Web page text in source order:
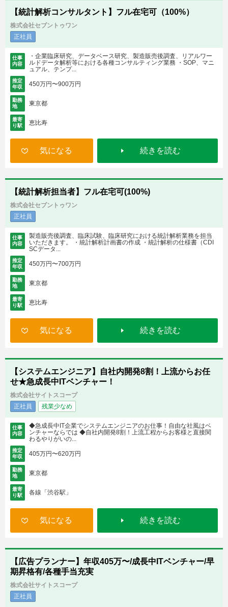
【統計解析コンサルタント】フル在宅可（100%）
株式会社セブントゥワン
正社員
仕事
内容
・企業臨床研究、データベース研究、製造販売後調査、リアルワー
ルドデータ解析等における各種コンサルティング業務 ・SOP、マニ
ュアル、テンプ...
推定
年収
450万円〜900万円
勤務
地
東京都
最寄
り駅
恵比寿
気になる 続きを読む
【統計解析担当者】フル在宅可(100%)
株式会社セブントゥワン
正社員
仕事
内容
製造販売後調査、臨床試験、臨床研究における統計解析業務を担当
いただきます。 ・統計解析計画書の作成 ・統計解析の仕様書（CDI
SCデータ...
推定
年収
450万円〜700万円
勤務
地
東京都
最寄
り駅
恵比寿
気になる 続きを読む
【システムエンジニア】自社内開発8割！上流からお任
せ★急成長中ITベンチャー！
株式会社サイトスコープ
正社員
残業少なめ
仕事
内容
◆急成長中IT企業でシステムエンジニアのお仕事！自由な社風はベ
ンチャーならでは ◆自社内開発8割！上流工程からお客様と直接関
わるやりがいの...
推定
年収
405万円〜620万円
勤務
地
東京都
最寄
り駅
各線「渋谷駅」
気になる 続きを読む
【広告プランナー】年収405万〜/成長中ITベンチャー/早
期昇格有/各種手当充実
株式会社サイトスコープ
正社員